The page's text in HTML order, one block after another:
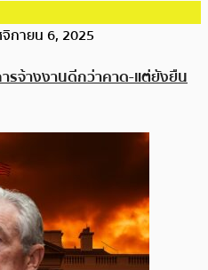
กายน 6, 2025
รจ้างงานดีกว่าคาด-แต่ยังยืน